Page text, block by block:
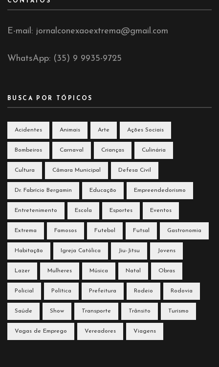
E-mail: jornalconexaoextrema@gmail.com
WhatsApp: (35) 9 9935-9725
BUSCA POR TÓPICOS
Acidentes Animais Arte Ações Sociais
Bombeiros Carnaval Crianças Culinária
Cultura Câmara Municipal Defesa Civil
Dr. Fabrício Bergamin Educação Empreendedorismo
Entretenimento Escola Esportes Eventos
Extrema Famosos Futebol Futsal Gastronomia
Habitação Igreja Católica Jiu-Jitsu Jovens
Lazer Mulheres Música Natal Obras
Policial Política Prefeitura Rodeio Rodovia
Saúde Show Transporte Trânsito Turismo
Vagas de Emprego Vereadores Viagens